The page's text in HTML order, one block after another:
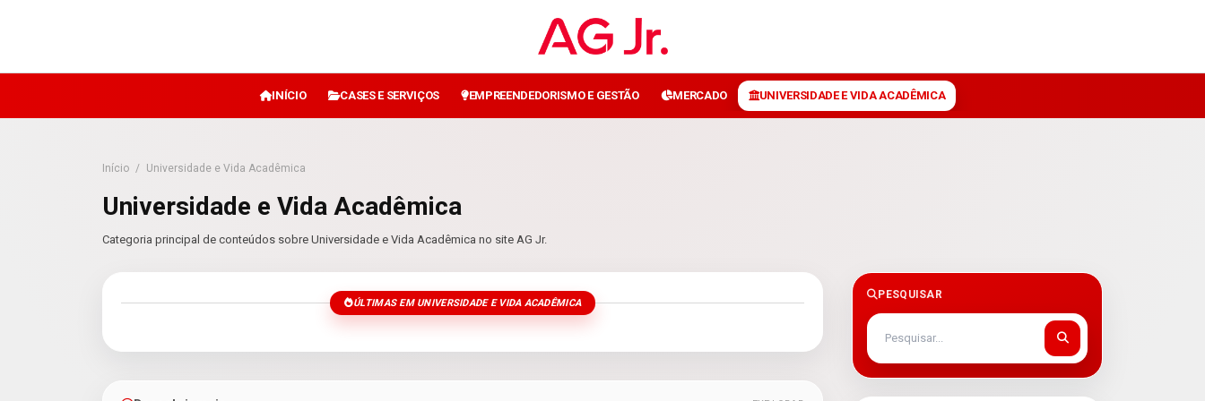
INÍCIO CASES E SERVIÇOS EMPREENDEDORISMO E GESTÃO MERCADO UNIVERSIDADE E VIDA ACADÊMICA
Início / Universidade e Vida Acadêmica
Universidade e Vida Acadêmica
Categoria principal de conteúdos sobre Universidade e Vida Acadêmica no site AG Jr.
ÚLTIMAS EM UNIVERSIDADE E VIDA ACADÊMICA
PESQUISAR